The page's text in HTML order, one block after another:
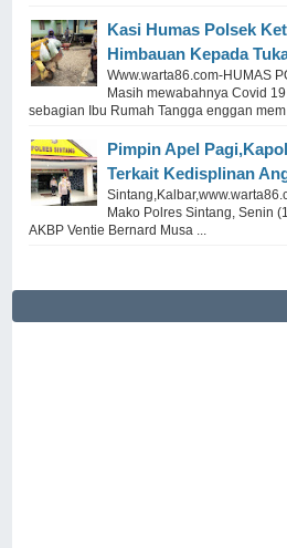
Kasi Humas Polsek
Himbauan Kepada
Www.warta86.com-HUMAS
Masih mewabahnya Covid
sebagian Ibu Rumah Tangga enggan mem
Pimpin Apel
Terkait Kedisplinan
Mako Polres Sintang, Senin
AKBP Ventie Bernard Musa ...